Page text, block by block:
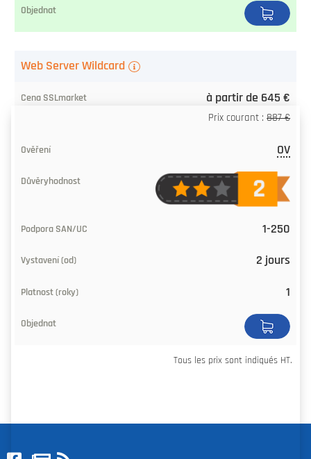
Tous les prix sont indiqués HT.
Web Server Wildcard
à partir de 645 €
Prix courant :887 €
OV
1-250
2 jours
1